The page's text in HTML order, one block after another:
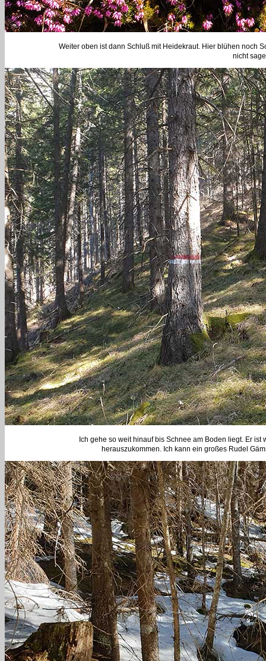
Weiter oben ist dann Schluß mit Heidekraut. Hier blühen noch
nicht
Ich gehe so weit hinauf bis Schnee am Boden liegt. Er
herauszukommen. Ich kann ein großes Rudel